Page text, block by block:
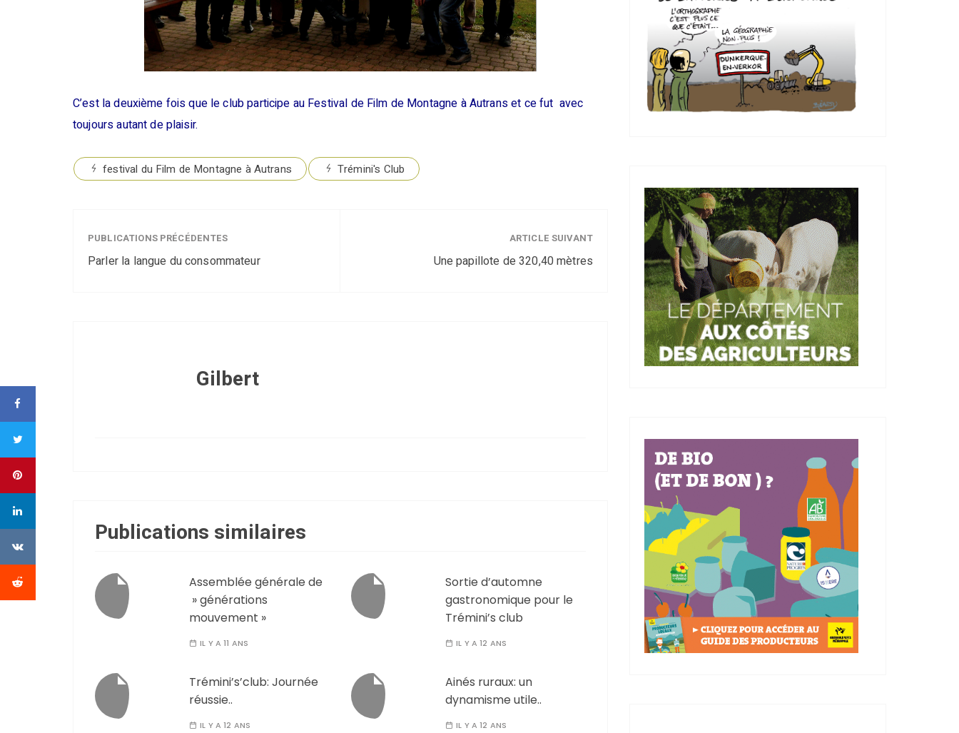
C’est la deuxième fois que le club participe au Festival de Film de Montagne à Autrans et ce fut avec
toujours autant de plaisir.
festival du Film de Montagne à Autrans Trémini's Club
PUBLICATIONS PRÉCÉDENTES
Parler la langue du consommateur
ARTICLE SUIVANT
Une papillote de 320,40 mètres
Gilbert
Publications similaires
Assemblée générale de
» générations
mouvement »
IL Y A 11 ANS
Sortie d’automne
gastronomique pour le
Trémini’s club
IL Y A 12 ANS
Trémini’s’club: Journée
réussie..
IL Y A 12 ANS
Ainés ruraux: un
dynamisme utile..
IL Y A 12 ANS